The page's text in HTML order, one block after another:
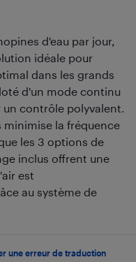
d'eau par jour,
idéale pour
dans les grands
d'un mode continu
contrôle polyvalent.
minimise la fréquence
les 3 options de
inclus offrent une
est
au système de
une erreur de traduction